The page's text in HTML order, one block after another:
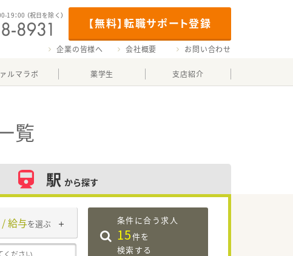
【無料】転職サポート登録
19：00 （祝日を除く）
企業の皆様へ 会社概要 お問い合わせ
ルマラボ 薬学生 支店紹介
覧
駅 から探す
給与を選ぶ 条件に合う求人
15件を
検索する